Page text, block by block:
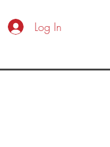
Log In